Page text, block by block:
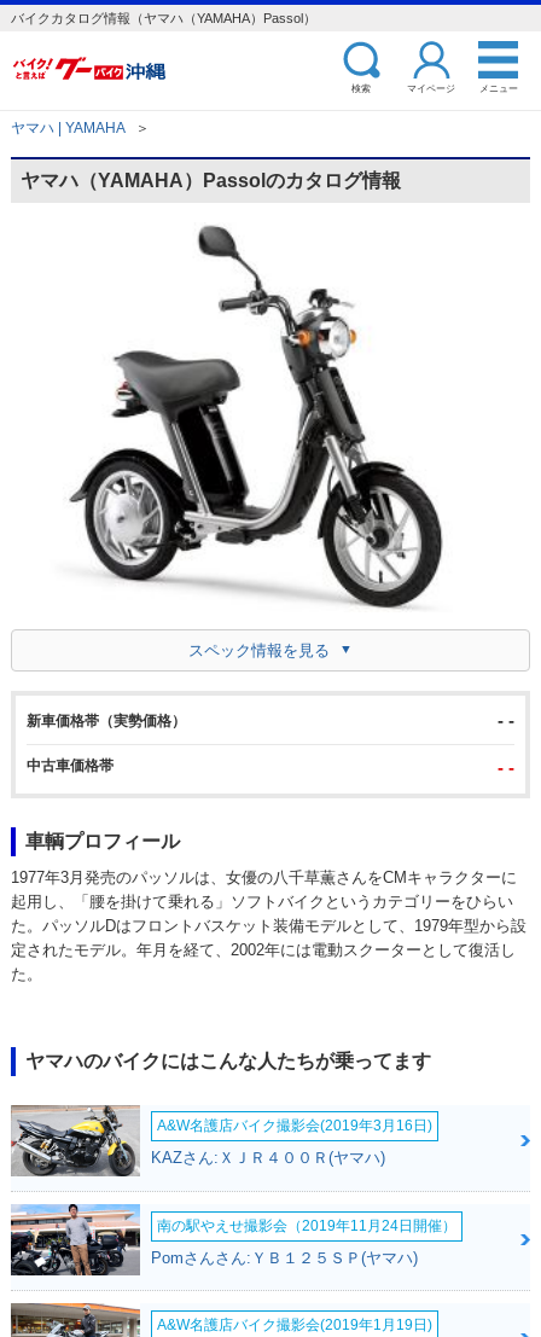
バイクカタログ情報（ヤマハ（YAMAHA）Passol）
検索 マイページ メニュー
ヤマハ | YAMAHA ＞
ヤマハ（YAMAHA）Passolのカタログ情報
スペック情報を見る
新車価格帯（実勢価格） - -
中古車価格帯 - -
車輌プロフィール
1977年3月発売のパッソルは、女優の八千草薫さんをCMキャラクターに
起用し、「腰を掛けて乗れる」ソフトバイクというカテゴリーをひらい
た。パッソルDはフロントバスケット装備モデルとして、1979年型から設
定されたモデル。年月を経て、2002年には電動スクーターとして復活し
た。
ヤマハのバイクにはこんな人たちが乗ってます
A&W名護店バイク撮影会(2019年3月16日)
KAZさん:ＸＪＲ４００Ｒ(ヤマハ)
南の駅やえせ撮影会（2019年11月24日開催）
Pomさんさん:ＹＢ１２５ＳＰ(ヤマハ)
A&W名護店バイク撮影会(2019年1月19日)